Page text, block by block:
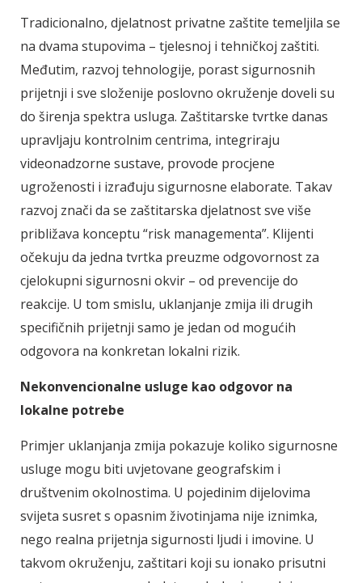
Tradicionalno, djelatnost privatne zaštite temeljila se
na dvama stupovima – tjelesnoj i tehničkoj zaštiti.
Međutim, razvoj tehnologije, porast sigurnosnih
prijetnji i sve složenije poslovno okruženje doveli su
do širenja spektra usluga. Zaštitarske tvrtke danas
upravljaju kontrolnim centrima, integriraju
videonadzorne sustave, provode procjene
ugroženosti i izrađuju sigurnosne elaborate. Takav
razvoj znači da se zaštitarska djelatnost sve više
približava konceptu “risk managementa”. Klijenti
očekuju da jedna tvrtka preuzme odgovornost za
cjelokupni sigurnosni okvir – od prevencije do
reakcije. U tom smislu, uklanjanje zmija ili drugih
specifičnih prijetnji samo je jedan od mogućih
odgovora na konkretan lokalni rizik.
Nekonvencionalne usluge kao odgovor na
lokalne potrebe
Primjer uklanjanja zmija pokazuje koliko sigurnosne
usluge mogu biti uvjetovane geografskim i
društvenim okolnostima. U pojedinim dijelovima
svijeta susret s opasnim životinjama nije iznimka,
nego realna prijetnja sigurnosti ljudi i imovine. U
takvom okruženju, zaštitari koji su ionako prisutni